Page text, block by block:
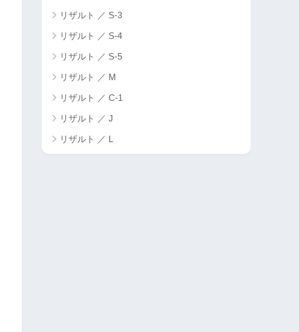
リザルト ／ S-3
リザルト ／ S-4
リザルト ／ S-5
リザルト ／ M
リザルト ／ C-1
リザルト ／ J
リザルト ／ L